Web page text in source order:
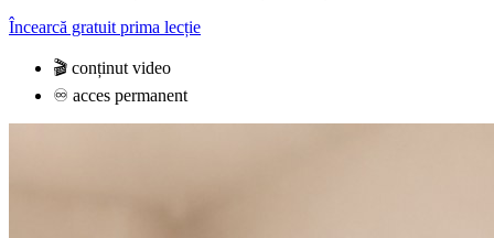
Încearcă gratuit prima lecție
🎬 conținut video
♾️ acces permanent